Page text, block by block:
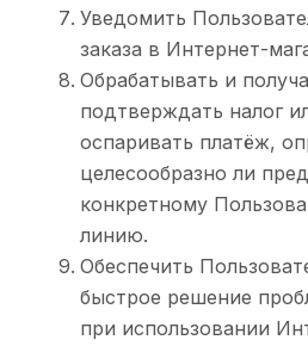
Уведомить
заказа в Интернет-
Обрабатывать и
подтверждать налог
оспаривать платёж,
целесообразно ли
конкретному
линию.
Обеспечить
быстрое решение
при использовании